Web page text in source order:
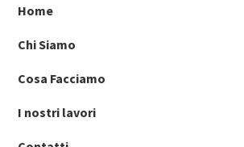
Home
Chi Siamo
Cosa Facciamo
I nostri lavori